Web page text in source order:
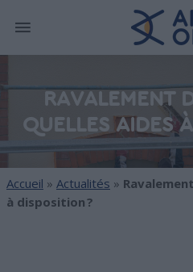
RAVALEMENT
QUELLES AIDES
Accueil » Actualités »
à disposition ?